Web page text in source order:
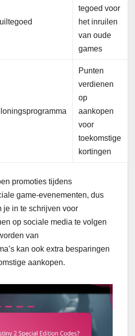
tegoed voor
het inruilen
van oude
games
Punten
verdienen
op
aankopen
voor
toekomstige
kortingen
promoties tijdens
game-evenementen, dus
je in te schrijven voor
op sociale media te volgen
van
kan ook extra besparingen
aankopen.